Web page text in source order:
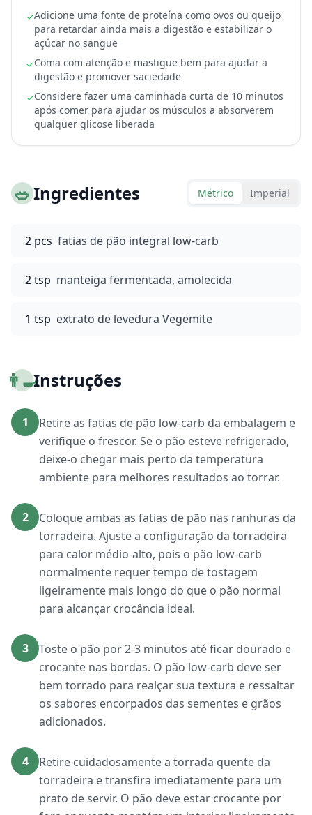
✓Adicione uma fonte de proteína como ovos ou queijo
para retardar ainda mais a digestão e estabilizar o
açúcar no sangue
✓Coma com atenção e mastigue bem para ajudar a
digestão e promover saciedade
✓Considere fazer uma caminhada curta de 10 minutos
após comer para ajudar os músculos a absorverem
qualquer glicose liberada
🥗Ingredientes Métrico Imperial
2 pcs fatias de pão integral low-carb
2 tsp manteiga fermentada, amolecida
1 tsp extrato de levedura Vegemite
👨‍🍳Instruções
1
Retire as fatias de pão low-carb da embalagem e
verifique o frescor. Se o pão esteve refrigerado,
deixe-o chegar mais perto da temperatura
ambiente para melhores resultados ao torrar.
2
Coloque ambas as fatias de pão nas ranhuras da
torradeira. Ajuste a configuração da torradeira
para calor médio-alto, pois o pão low-carb
normalmente requer tempo de tostagem
ligeiramente mais longo do que o pão normal
para alcançar crocância ideal.
3
Toste o pão por 2-3 minutos até ficar dourado e
crocante nas bordas. O pão low-carb deve ser
bem torrado para realçar sua textura e ressaltar
os sabores encorpados das sementes e grãos
adicionados.
4
Retire cuidadosamente a torrada quente da
torradeira e transfira imediatamente para um
prato de servir. O pão deve estar crocante por